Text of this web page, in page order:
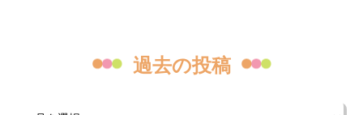
過去の投稿